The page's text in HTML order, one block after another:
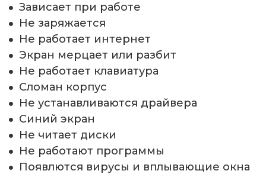
Зависает при работе
Не заряжается
Не работает интернет
Экран мерцает или разбит
Не работает клавиатура
Сломан корпус
Не устанавливаются драйвера
Синий экран
Не читает диски
Не работают программы
Появлются вирусы и вплывающие окна